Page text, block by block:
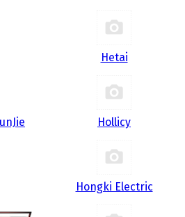
Hetai
Hollicy
Hongki Electric